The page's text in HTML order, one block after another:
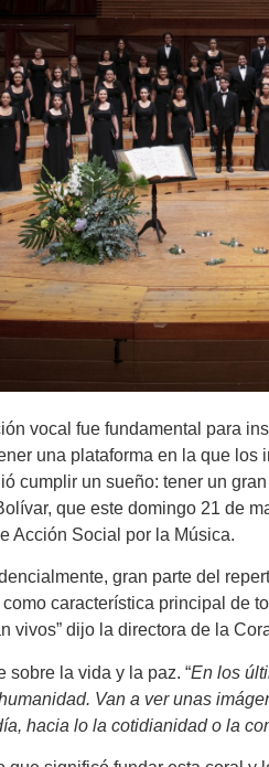
vocal fue fundamental para
una plataforma en la que
cumplir un sueño: tener un
que este domingo 21 de
Acción Social por la Música.
gran parte del
característica principal de
vivos” dijo la directora de la
sobre la vida y la paz. “En los
Van a ver unas
hacia lo la cotidianidad o la